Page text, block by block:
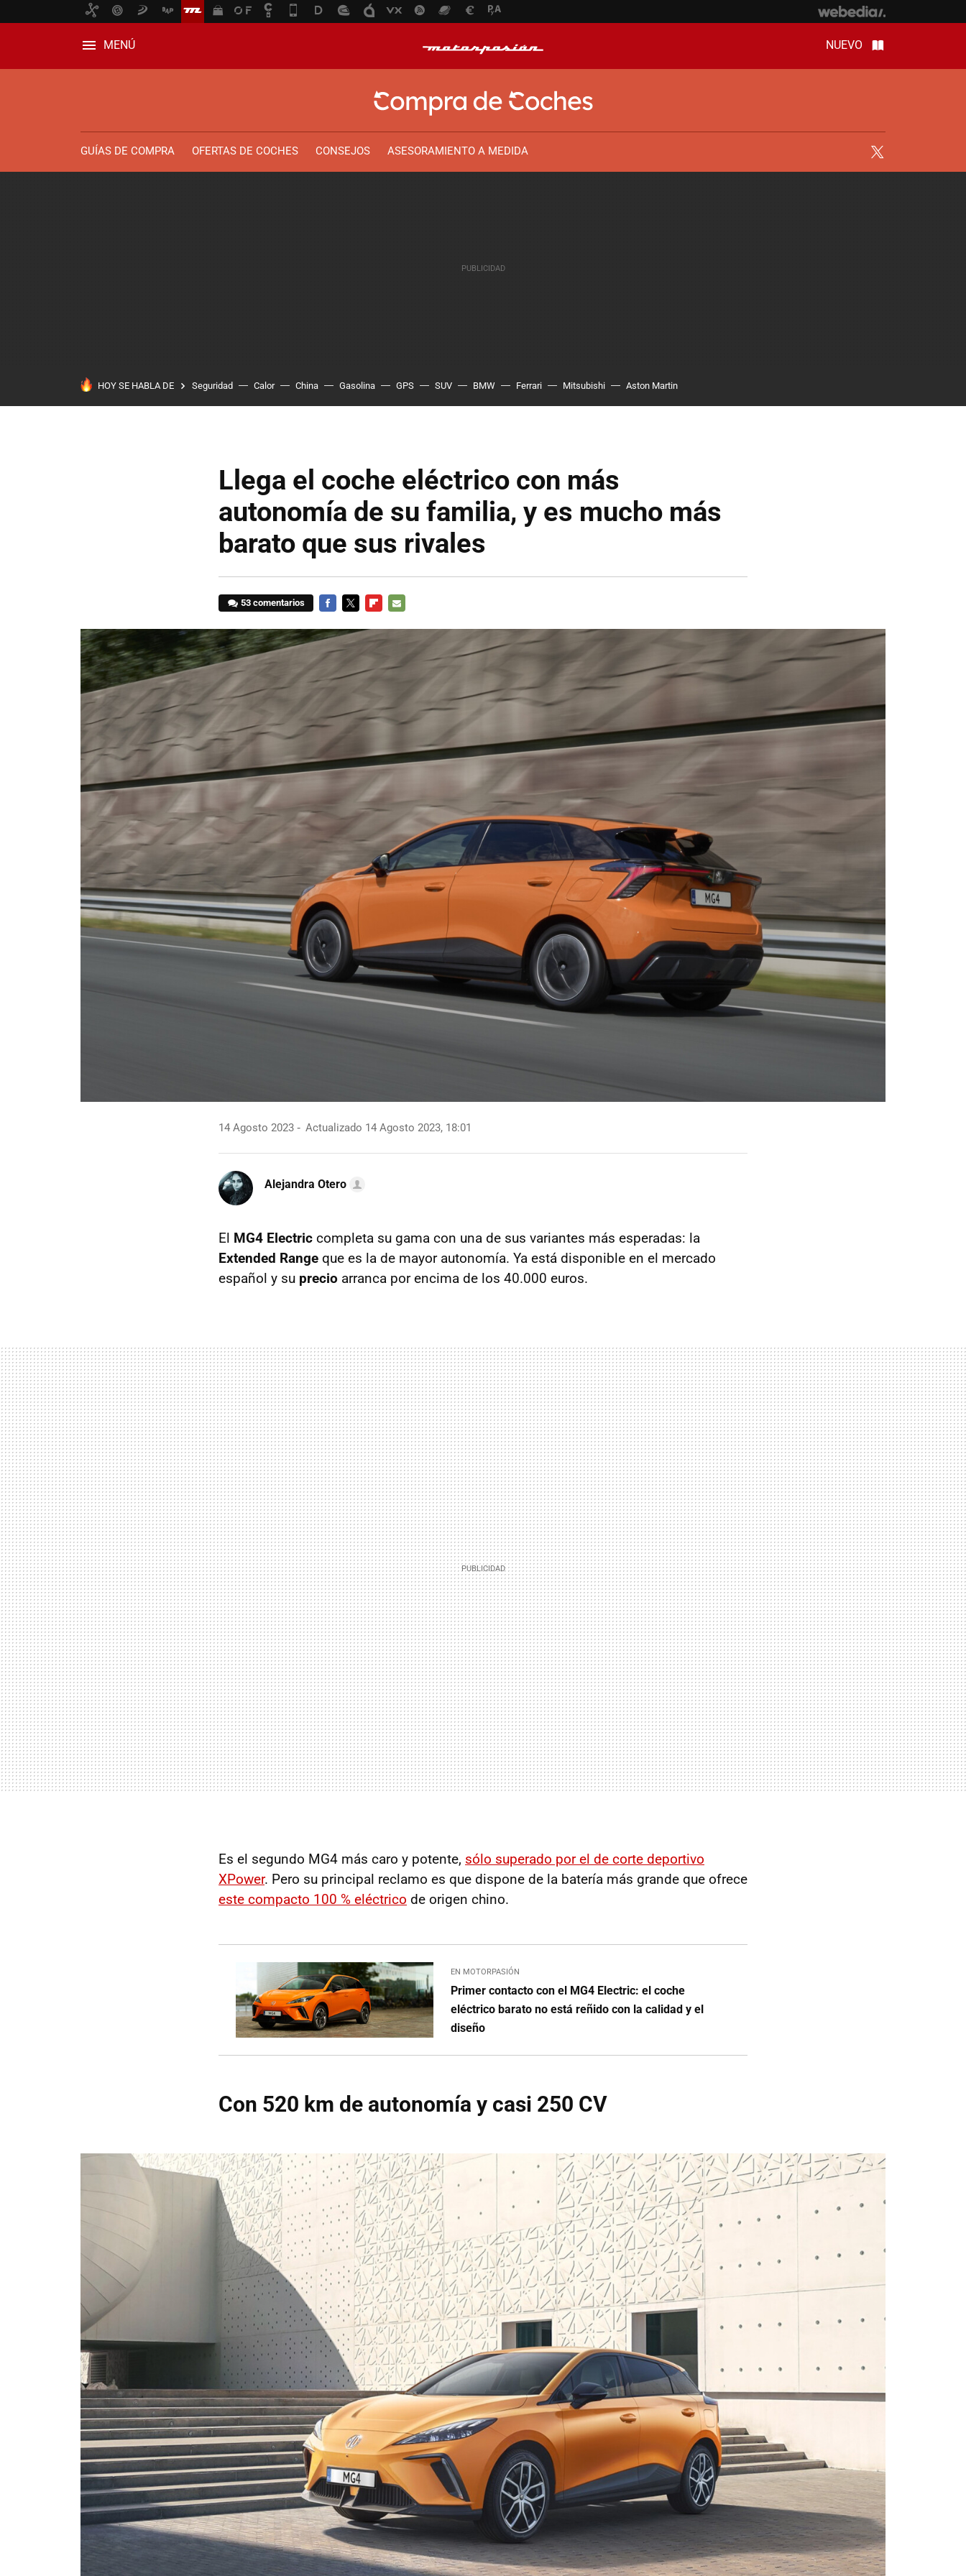
MENÚ NUEVO
GUÍAS DE COMPRA OFERTAS DE COCHES CONSEJOS ASESORAMIENTO A MEDIDA
HOY SE HABLA DE Seguridad Calor China Gasolina GPS SUV BMW Ferrari Mitsubishi Aston Martin
Llega el coche eléctrico con más
autonomía de su familia, y es mucho más
barato que sus rivales
53 comentarios
14 Agosto 2023 Actualizado 14 Agosto 2023, 18:01
Alejandra Otero
El MG4 Electric completa su gama con una de sus variantes más esperadas: la
Extended Range que es la de mayor autonomía. Ya está disponible en el mercado
español y su precio arranca por encima de los 40.000 euros.
Es el segundo MG4 más caro y potente, sólo superado por el de corte deportivo
XPower. Pero su principal reclamo es que dispone de la batería más grande que ofrece
este compacto 100 % eléctrico de origen chino.
EN MOTORPASIÓN
Primer contacto con el MG4 Electric: el coche
eléctrico barato no está reñido con la calidad y el
diseño
Con 520 km de autonomía y casi 250 CV